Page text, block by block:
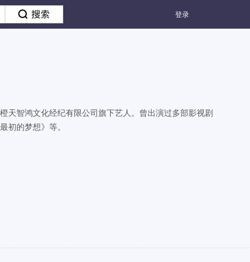
登录
天智鸿文化经纪有限公司旗下艺人。曾出演过多部影视剧
初的梦想》等。